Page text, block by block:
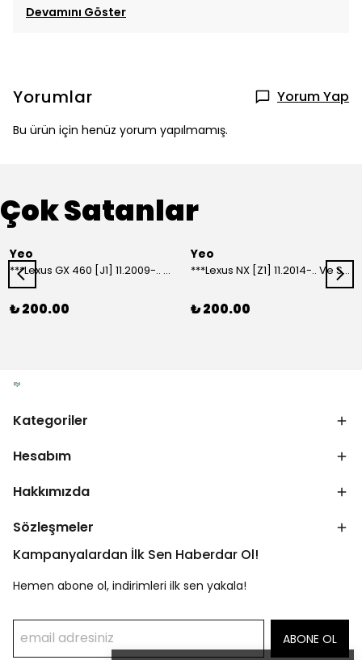
Devamını Göster
Yorumlar Yorum Yap
Bu ürün için henüz yorum yapılmamış.
Çok Satanlar
Yeo
***Lexus GX 460 [J1] 11.2009-.. Ve Sonrası Model Yılları İçin Uyumlu Yeo Arka Silecek
₺ 200.00
Yeo
***Lexus NX [Z1] 11.2014-.. Ve Sonrası Model Yılları İçin Uyumlu Yeo Arka Silecek
₺ 200.00
Kategoriler
Hesabım
Hakkımızda
Sözleşmeler
Kampanyalardan İlk Sen Haberdar Ol!
Hemen abone ol, indirimleri ilk sen yakala!
ABONE OL